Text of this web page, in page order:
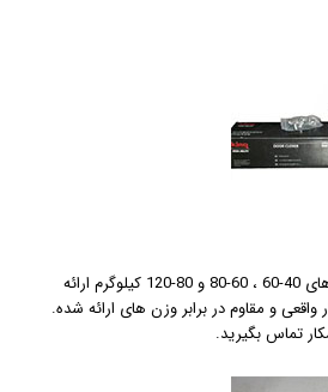
آرام بند کینگ در وزن های 40-60 ، 60-80 و 80-120 کیلوگرم ارائه
و مقاوم در برابر وزن های ارائه شده.
تماس بگیرید.